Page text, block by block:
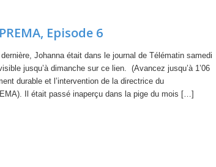
Episode 6
Johanna était dans le journal de Télématin samedi
jusqu’à dimanche sur ce lien. (Avancez jusqu’à 1’06
durable et l’intervention de la directrice du
Il était passé inaperçu dans la pige du mois […]